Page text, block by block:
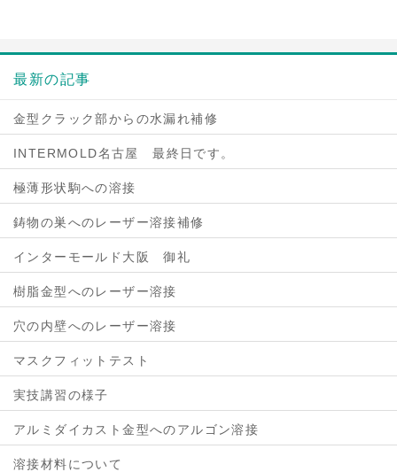
最新の記事
金型クラック部からの水漏れ補修
INTERMOLD名古屋 最終日です。
極薄形状駒への溶接
鋳物の巣へのレーザー溶接補修
インターモールド大阪 御礼
樹脂金型へのレーザー溶接
穴の内壁へのレーザー溶接
マスクフィットテスト
実技講習の様子
アルミダイカスト金型へのアルゴン溶接
溶接材料について